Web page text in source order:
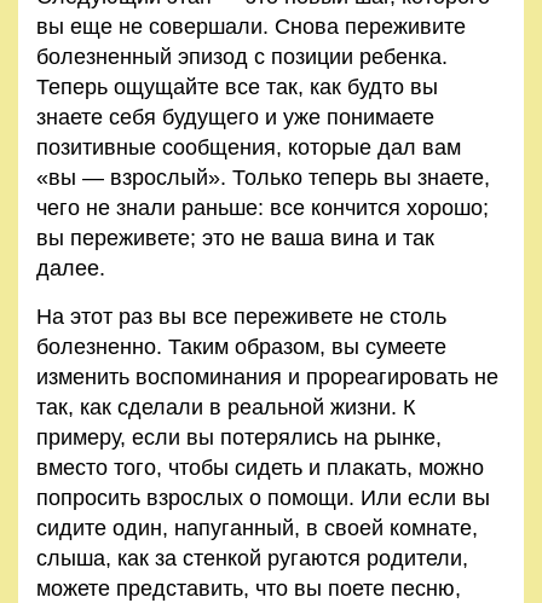
вы еще не со­вершали. Снова переживите
болезненный эпизод с позиции ребенка.
Теперь ощущайте все так, как будто вы
знаете себя будущего и уже понимаете
позитивные сообщения, которые дал вам
«вы — взрослый». Только теперь вы знаете,
чего не знали раньше: все кончится хорошо;
вы переживете; это не ваша вина и так
далее.
На этот раз вы все переживете не столь
болезненно. Таким образом, вы сумеете
изменить воспоминания и прореаги­ровать не
так, как сделали в реальной жизни. К
примеру, если вы потерялись на рынке,
вместо того, чтобы сидеть и плакать, можно
попросить взрослых о помощи. Или если вы
сидите один, напуганный, в своей комнате,
слыша, как за стенкой ругаются родители,
можете представить, что вы поете песню,